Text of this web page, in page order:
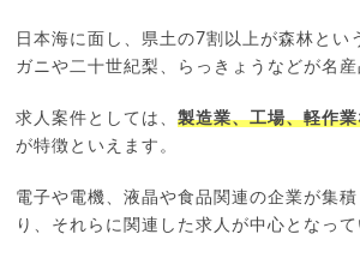
日本海に面し、県土の7割以上が森林とい
ガニや二十世紀梨、らっきょうなどが名産
求人案件としては、製造業、工場、軽作
が特徴といえます。
電子や電機、液晶や食品関連の企業が集
り、それらに関連した求人が中心となって